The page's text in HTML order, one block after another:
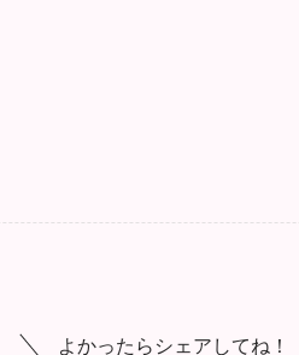
よかったらシェアしてね！